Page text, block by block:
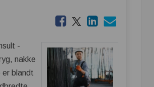
-
nakke
er blandt